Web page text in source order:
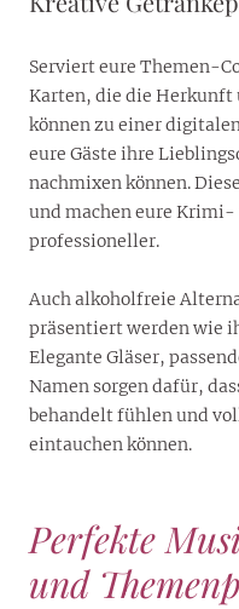
Serviert eure Themen-
Karten, die die Herkunft
können zu einer
eure Gäste ihre
nachmixen können.
und machen eure
professioneller.
Auch alkoholfreie
präsentiert werden wie
Elegante Gläser,
Namen sorgen dafür,
behandelt fühlen und
eintauchen können.
Perfekte
und